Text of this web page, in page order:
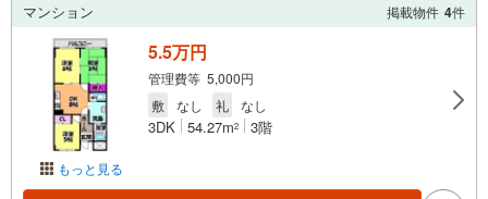
マンション 掲載物件 4件
もっと見る
5.5万円
管理費等 5,000円
敷
なし 礼 なし
3DK 54.27m2 3階